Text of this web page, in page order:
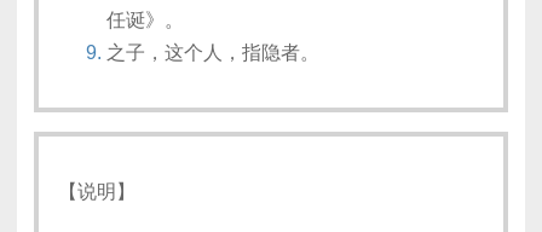
任诞》。
之子，这个人，指隐者。
【说明】